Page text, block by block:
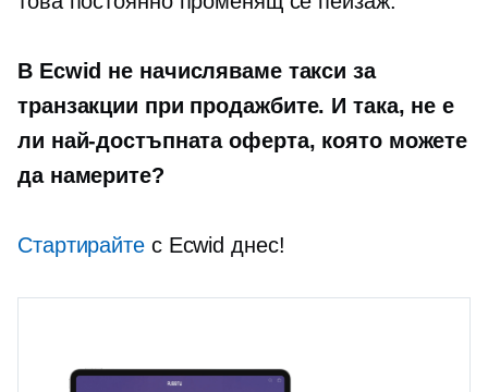
В Ecwid не начисляваме такси за
транзакции при продажбите. И така, не е
ли най-достъпната оферта, която можете
да намерите?
Стартирайтес Ecwid днес!